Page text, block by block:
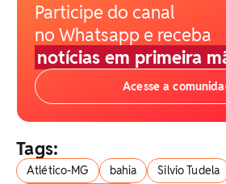
Participe do canal
no Whatsapp e receba
notícias em primeira
Acesse a
Tags:
Atlético-MG bahia
Silvio Tudela